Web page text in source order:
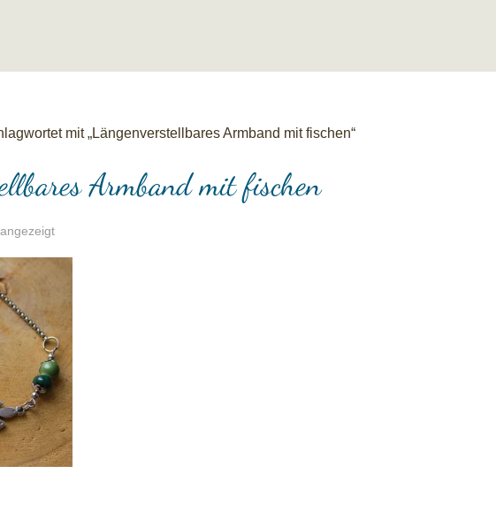
mit „Längenverstellbares Armband mit fischen“
Armband mit fischen